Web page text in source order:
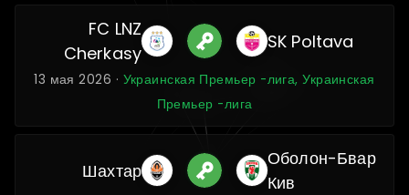
FC LNZ
Cherkasy
SK Poltava
13 мая 2026 · Украинская Премьер -лига, Украинская
Премьер -лига
Шахтар
Оболон-Бвар
Кив